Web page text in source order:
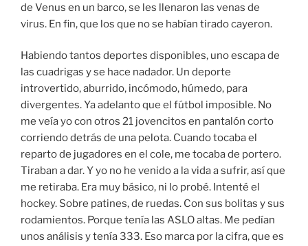
de Venus en un barco, se les llenaron las venas de
virus. En fin, que los que no se habían tirado cayeron.
Habiendo tantos deportes disponibles, uno escapa de
las cuadrigas y se hace nadador. Un deporte
introvertido, aburrido, incómodo, húmedo, para
divergentes. Ya adelanto que el fútbol imposible. No
me veía yo con otros 21 jovencitos en pantalón corto
corriendo detrás de una pelota. Cuando tocaba el
reparto de jugadores en el cole, me tocaba de portero.
Tiraban a dar. Y yo no he venido a la vida a sufrir, así que
me retiraba. Era muy básico, ni lo probé. Intenté el
hockey. Sobre patines, de ruedas. Con sus bolitas y sus
rodamientos. Porque tenía las ASLO altas. Me pedían
unos análisis y tenía 333. Eso marca por la cifra, que es